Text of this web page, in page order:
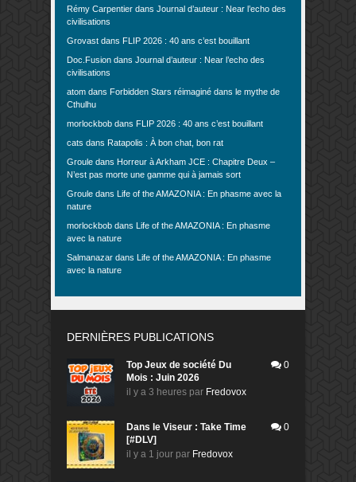
Rémy Carpentier dans Journal d’auteur : Near l’echo des
civilisations
Grovast dans FLIP 2026 : 40 ans c’est bouillant
Doc.Fusion dans Journal d’auteur : Near l’echo des
civilisations
atom dans Forbidden Stars réimaginé dans le mythe de
Cthulhu
morlockbob dans FLIP 2026 : 40 ans c’est bouillant
cats dans Ratapolis : À bon chat, bon rat
Groule dans Horreur à Arkham JCE : Chapitre Deux –
N’est pas morte une gamme qui à jamais sort
Groule dans Life of the AMAZONIA : En phasme avec la
nature
morlockbob dans Life of the AMAZONIA : En phasme
avec la nature
Salmanazar dans Life of the AMAZONIA : En phasme
avec la nature
DERNIÈRES PUBLICATIONS
Top Jeux de société Du
Mois : Juin 2026
il y a 3 heures par Fredovox
0
Dans le Viseur : Take Time
[#DLV]
il y a 1 jour par Fredovox
0